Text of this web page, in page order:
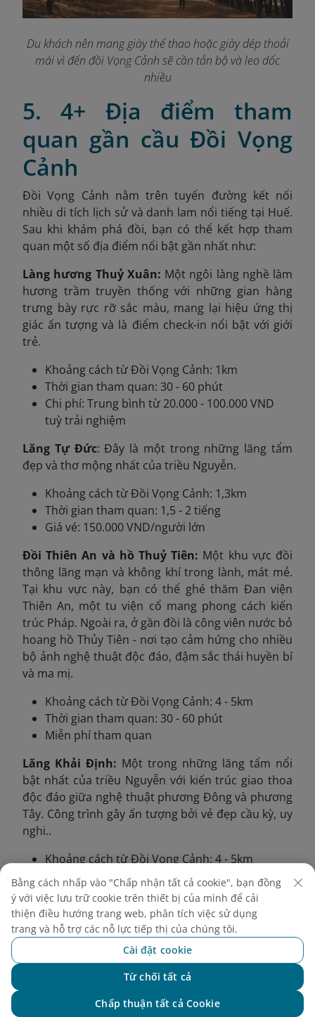
Du khách nên mang giày thể thao hoặc giày dép thoải
mái vì đến đồi Vọng Cảnh sẽ cần tản bộ và leo dốc
nhiều
5. 4+ Địa điểm tham
quan gần cầu Đồi Vọng
Cảnh
Đồi Vọng Cảnh nằm trên tuyến đường kết nối
nhiều di tích lịch sử và danh lam nổi tiếng tại Huế.
Sau khi khám phá đồi, bạn có thể kết hợp tham
quan một số địa điểm nổi bật gần nhất như:
Làng hương Thuỷ Xuân: Một ngôi làng nghề làm
hương trầm truyền thống với những gian hàng
trưng bày rực rỡ sắc màu, mang lại hiệu ứng thị
giác ấn tượng và là điểm check-in nổi bật với giới
trẻ.
Khoảng cách từ Đồi Vọng Cảnh: 1km
Thời gian tham quan: 30 - 60 phút
Chi phí: Trung bình từ 20.000 - 100.000 VND
tuỳ trải nghiệm
Lăng Tự Đức: Đây là một trong những lăng tẩm
đẹp và thơ mộng nhất của triều Nguyễn.
Khoảng cách từ Đồi Vọng Cảnh: 1,3km
Thời gian tham quan: 1,5 - 2 tiếng
Giá vé: 150.000 VND/người lớn
Đồi Thiên An và hồ Thuỷ Tiên: Một khu vực đồi
thông lãng mạn và không khí trong lành, mát mẻ.
Tại khu vực này, bạn có thể ghé thăm Đan viện
Thiên An, một tu viện cổ mang phong cách kiến
trúc Pháp. Ngoài ra, ở gần đồi là công viên nước bỏ
hoang hồ Thủy Tiên - nơi tạo cảm hứng cho nhiều
bộ ảnh nghệ thuật độc đáo, đậm sắc thái huyền bí
và ma mị.
Khoảng cách từ Đồi Vọng Cảnh: 4 - 5km
Thời gian tham quan: 30 - 60 phút
Miễn phí tham quan
Lăng Khải Định: Một trong những lăng tẩm nổi
bật nhất của triều Nguyễn với kiến trúc giao thoa
độc đáo giữa nghệ thuật phương Đông và phương
Tây. Công trình gây ấn tượng bởi vẻ đẹp cầu kỳ, uy
nghi..
Khoảng cách từ Đồi Vọng Cảnh: 4 - 5km
Thời gian tham quan: 1 - 1,5 tiếng
Giá vé: 150.000 VND/người lớn
Với không gian yên bình và cảnh sắc
say đắm lòng người,đồi Vọng Cảnh
đã và đang ngày càng được nhiều
Bằng cách nhấp vào "Chấp nhận tất cả cookie", bạn đồng
ý với việc lưu trữ cookie trên thiết bị của mình để cải
thiện điều hướng trang web, phân tích việc sử dụng
trang và hỗ trợ các nỗ lực tiếp thị của chúng tôi.
Cài đặt cookie
Từ chối tất cả
Chấp thuận tất cả Cookie